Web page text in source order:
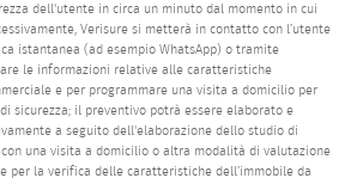
dell'utente in circa un minuto dal momento in cui
Verisure si metterà in contatto con l’utente
istantanea (ad esempio WhatsApp) o tramite
le informazioni relative alle caratteristiche
e per programmare una visita a domicilio per
sicurezza; il preventivo potrà essere elaborato e
a seguito dell'elaborazione dello studio di
una visita a domicilio o altra modalità di valutazione
per la verifica delle caratteristiche dell’immobile da